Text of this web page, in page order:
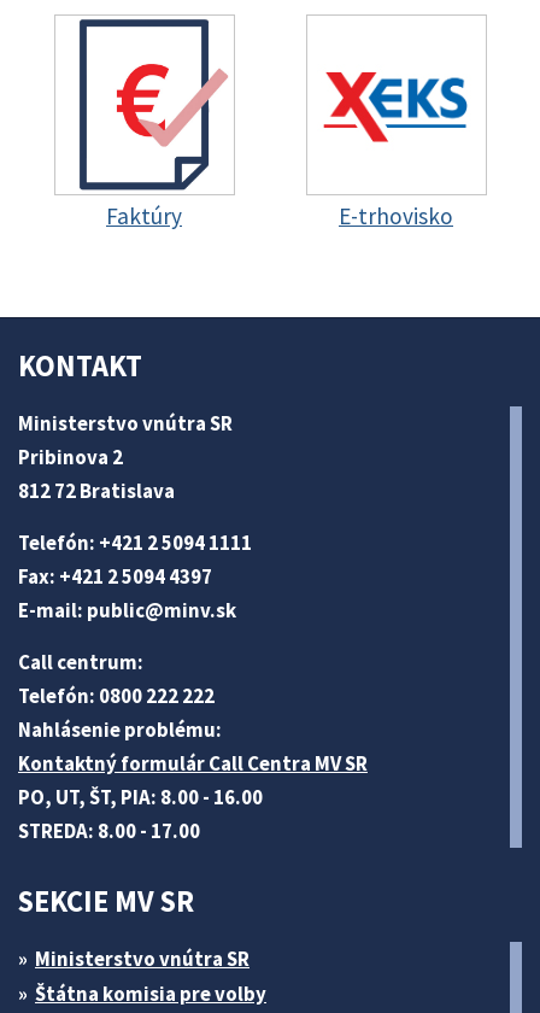
Faktúry E-trhovisko
KONTAKT
Ministerstvo vnútra SR
Pribinova 2
812 72 Bratislava
Telefón: +421 2 5094 1111
Fax: +421 2 5094 4397
E-mail: public@minv.sk
Call centrum:
Telefón: 0800 222 222
Nahlásenie problému:
Kontaktný formulár Call Centra MV SR
PO, UT, ŠT, PIA: 8.00 - 16.00
STREDA: 8.00 - 17.00
SEKCIE MV SR
Ministerstvo vnútra SR
Štátna komisia pre volby